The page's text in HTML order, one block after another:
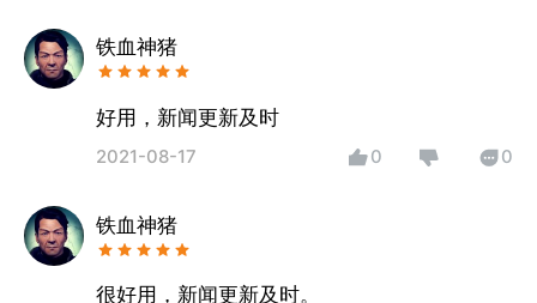
铁血神猪
好用，新闻更新及时
2021-08-17 0 0
铁血神猪
很好用，新闻更新及时。